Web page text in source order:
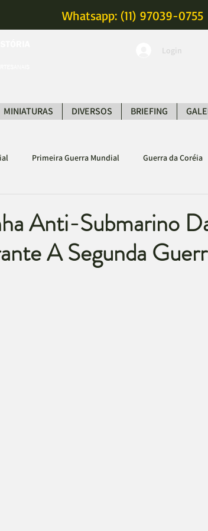
Whatsapp: (11) 97039-0755
Login
MINIATURAS DIVERSOS BRIEFING
Primeira Guerra Mundial Guerra da Coréia
História Geral Guerra Fria Museus
Anti-Submarino
A Segunda